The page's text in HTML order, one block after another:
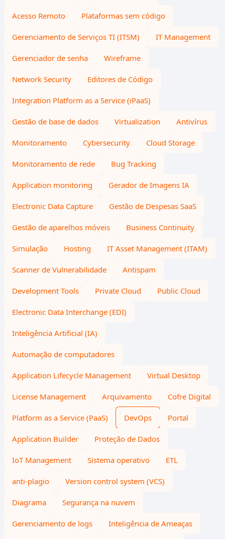
Acesso Remoto Plataformas sem código
Gerenciamento de Serviços TI (ITSM) IT Management
Gerenciador de senha Wireframe
Network Security Editores de Código
Integration Platform as a Service (iPaaS)
Gestão de base de dados Virtualization Antivírus
Monitoramento Cybersecurity Cloud Storage
Monitoramento de rede Bug Tracking
Application monitoring Gerador de Imagens IA
Electronic Data Capture Gestão de Despesas SaaS
Gestão de aparelhos móveis Business Continuity
Simulação Hosting IT Asset Management (ITAM)
Scanner de Vulnerabilidade Antispam
Development Tools Private Cloud Public Cloud
Electronic Data Interchange (EDI)
Inteligência Artificial (IA)
Automação de computadores
Application Lifecycle Management Virtual Desktop
License Management Arquivamento Cofre Digital
Platform as a Service (PaaS) DevOps Portal
Application Builder Proteção de Dados
IoT Management Sistema operativo ETL
anti-plagio Version control system (VCS)
Diagrama Segurança na nuvem
Gerenciamento de logs Inteligência de Ameaças